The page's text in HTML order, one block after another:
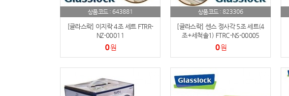
30 AP-100106
1 우산
3 타올
상품코드 : 643881
[글라스락] 이지락 4조 세트 FTRR-
NZ-00011
0원
상품코드 : 823306
[글라스락] 센스 정사각 5조 세트(4
조+세척솔1) FTRC-NS-00005
0원